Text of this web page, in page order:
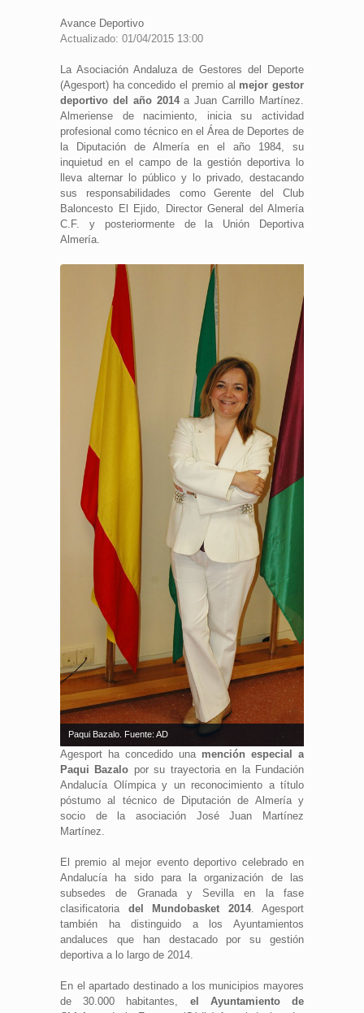
Avance Deportivo
Actualizado: 01/04/2015 13:00
La Asociación Andaluza de Gestores del Deporte
(Agesport) ha concedido el premio al mejor gestor
deportivo del año 2014a Juan Carrillo Martínez.
Almeriense de nacimiento, inicia su actividad
profesional como técnico en el Área de Deportes de
la Diputación de Almería en el año 1984, su
inquietud en el campo de la gestión deportiva lo
lleva alternar lo público y lo privado, destacando
sus responsabilidades como Gerente del Club
Baloncesto El Ejido, Director General del Almería
C.F. y posteriormente de la Unión Deportiva
Almería.
Paqui Bazalo. Fuente: AD
Agesport ha concedido una mención especial a
Paqui Bazalo por su trayectoria en la Fundación
Andalucía Olímpica y un reconocimiento a título
póstumo al técnico de Diputación de Almería y
socio de la asociación José Juan Martínez
Martínez.
El premio al mejor evento deportivo celebrado en
Andalucía ha sido para la organización de las
subsedes de Granada y Sevilla en la fase
clasificatoria del Mundobasket 2014. Agesport
también ha distinguido a los Ayuntamientos
andaluces que han destacado por su gestión
deportiva a lo largo de 2014.
En el apartado destinado a los municipios mayores
de 30.000 habitantes, el Ayuntamiento de